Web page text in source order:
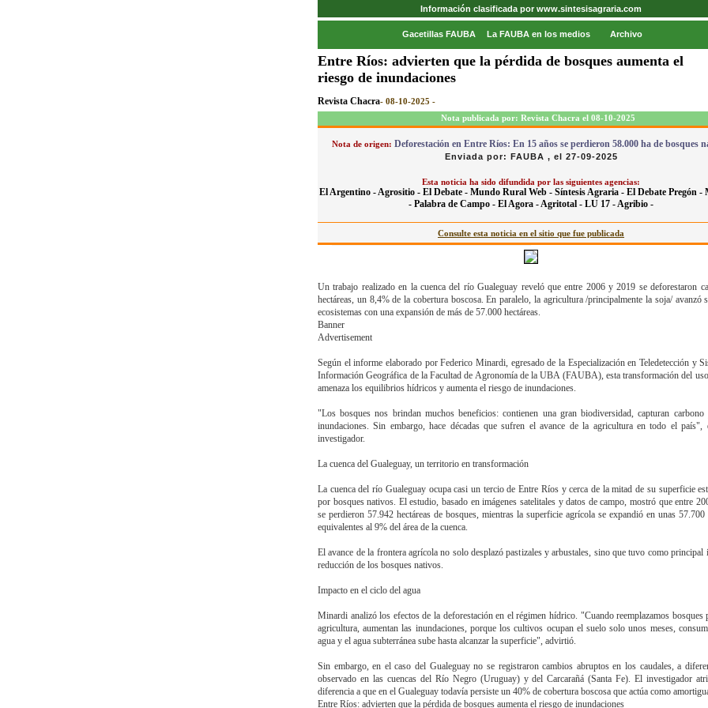
Información clasificada por www.sintesisagraria.com
Gacetillas FAUBA La FAUBA en los medios Archivo
Entre Ríos: advierten que la pérdida de bosques aumenta el
riesgo de inundaciones
Revista Chacra- 08-10-2025 -
Nota publicada por: Revista Chacra el 08-10-2025
Nota de origen: Deforestación en Entre Ríos: En 15 años se perdieron 58.000 ha de bosques
Enviada por: FAUBA , el 27-09-2025
Esta noticia ha sido difundida por las siguientes agencias:
El Argentino -Agrositio - El Debate - Mundo Rural Web - Síntesis Agraria - El Debate Pregón -
- Palabra de Campo - El Agora -Agritotal - LU 17 -Agribio -
Consulte esta noticia en el sitio que fue publicada
Un trabajo realizado en la cuenca del río Gualeguay reveló que entre 2006 y 2019 se deforestaron
hectáreas, un 8,4% de la cobertura boscosa. En paralelo, la agricultura /principalmente la soja/ avanzó
ecosistemas con una expansión de más de 57.000 hectáreas.
Banner
Advertisement
Según el informe elaborado por Federico Minardi, egresado de la Especialización en Teledetección y
Información Geográfica de la Facultad de Agronomía de la UBA (FAUBA), esta transformación del
amenaza los equilibrios hídricos y aumenta el riesgo de inundaciones.
"Los bosques nos brindan muchos beneficios: contienen una gran biodiversidad, capturan carbono
inundaciones. Sin embargo, hace décadas que sufren el avance de la agricultura en todo el país",
investigador.
La cuenca del Gualeguay, un territorio en transformación
La cuenca del río Gualeguay ocupa casi un tercio de Entre Ríos y cerca de la mitad de su superficie
por bosques nativos. El estudio, basado en imágenes satelitales y datos de campo, mostró que entre
se perdieron 57.942 hectáreas de bosques, mientras la superficie agrícola se expandió en unas 57.700
equivalentes al 9% del área de la cuenca.
El avance de la frontera agrícola no solo desplazó pastizales y arbustales, sino que tuvo como principal
reducción de los bosques nativos.
Impacto en el ciclo del agua
Minardi analizó los efectos de la deforestación en el régimen hídrico. "Cuando reemplazamos bosques
agricultura, aumentan las inundaciones, porque los cultivos ocupan el suelo solo unos meses,
agua y el agua subterránea sube hasta alcanzar la superficie", advirtió.
Sin embargo, en el caso del Gualeguay no se registraron cambios abruptos en los caudales, a
observado en las cuencas del Río Negro (Uruguay) y del Carcarañá (Santa Fe). El investigador
diferencia a que en el Gualeguay todavía persiste un 40% de cobertura boscosa que actúa como
Entre Ríos: advierten que la pérdida de bosques aumenta el riesgo de inundaciones